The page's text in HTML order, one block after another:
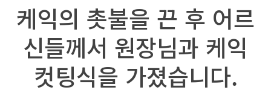
케익의 촛불을 끈 후 어르
신들께서 원장님과 케익
컷팅식을 가졌습니다.